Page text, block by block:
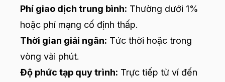
Phí giao dịch trung bình: Thường dưới 1%
hoặc phí mạng cố định thấp.
Thời gian giải ngân: Tức thời hoặc trong
vòng vài phút.
Độ phức tạp quy trình: Trực tiếp từ ví đến